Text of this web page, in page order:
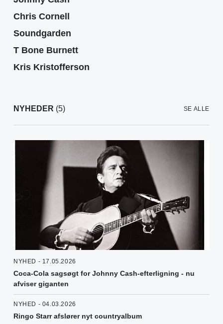
Chris Cornell
Soundgarden
T Bone Burnett
Kris Kristofferson
NYHEDER (5) SE ALLE
NYHED - 17.05.2026
Coca-Cola sagsøgt for Johnny Cash-efterligning - nu
afviser giganten
NYHED - 04.03.2026
Ringo Starr afslører nyt countryalbum